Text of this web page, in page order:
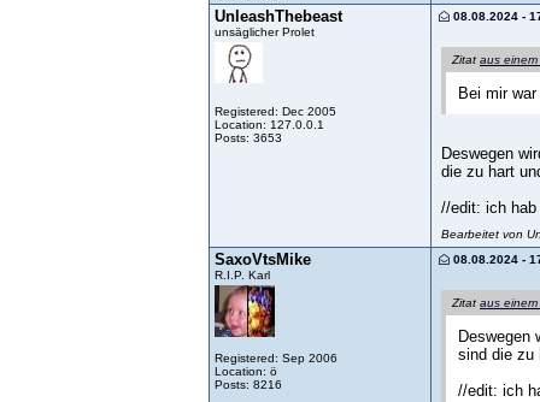
UnleashThebeast
unsäglicher Prolet
Registered: Dec 2005
Location: 127.0.0.1
Posts: 3653
08.08.2024 -
Zitat aus einem
Bei mir
Deswegen
die zu hart
//edit: ich
Bearbeitet von
SaxoVtsMike
R.I.P. Karl
Registered: Sep 2006
Location: ö
Posts: 8216
08.08.2024 -
Zitat aus einem
Deswegen
sind die zu
//edit: ich